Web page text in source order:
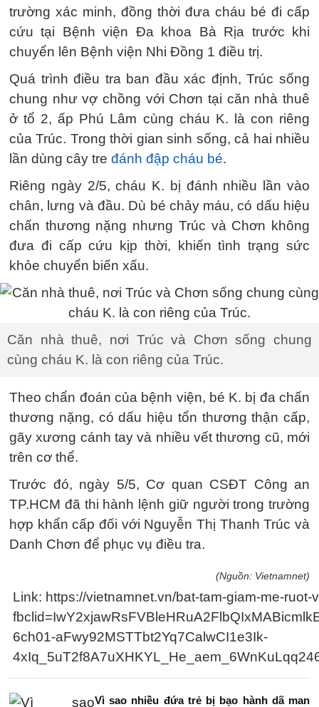
trường xác minh, đồng thời đưa cháu bé đi cấp
cứu tại Bệnh viện Đa khoa Bà Rịa trước khi
chuyển lên Bệnh viện Nhi Đồng 1 điều trị.
Quá trình điều tra ban đầu xác định, Trúc sống
chung như vợ chồng với Chơn tại căn nhà thuê
ở tổ 2, ấp Phú Lâm cùng cháu K. là con riêng
của Trúc. Trong thời gian sinh sống, cả hai nhiều
lần dùng cây tre đánh đập cháu bé.
Riêng ngày 2/5, cháu K. bị đánh nhiều lần vào
chân, lưng và đầu. Dù bé chảy máu, có dấu hiệu
chấn thương nặng nhưng Trúc và Chơn không
đưa đi cấp cứu kịp thời, khiến tình trạng sức
khỏe chuyển biến xấu.
Căn nhà thuê, nơi Trúc và Chơn sống chung
cùng cháu K. là con riêng của Trúc.
Theo chẩn đoán của bệnh viện, bé K. bị đa chấn
thương nặng, có dấu hiệu tổn thương thận cấp,
gãy xương cánh tay và nhiều vết thương cũ, mới
trên cơ thể.
Trước đó, ngày 5/5, Cơ quan CSĐT Công an
TP.HCM đã thi hành lệnh giữ người trong trường
hợp khẩn cấp đối với Nguyễn Thị Thanh Trúc và
Danh Chơn để phục vụ điều tra.
(Nguồn: Vietnamnet)
Link: https://vietnamnet.vn/bat-tam-giam-me-
6ch01-aFwy92MSTTbt2Yq7CalwCI1e3Ik-
Vì sao nhiều đứa trẻ bị bạo hành dã man